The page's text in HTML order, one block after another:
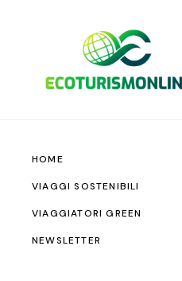
HOME
VIAGGI SOSTENIBILI
VIAGGIATORI GREEN
NEWSLETTER